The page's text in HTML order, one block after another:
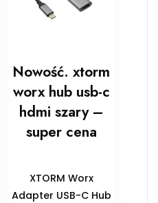
Nowość. xtorm
worx hub usb-c
hdmi szary –
super cena
XTORM Worx
Adapter USB-C Hub